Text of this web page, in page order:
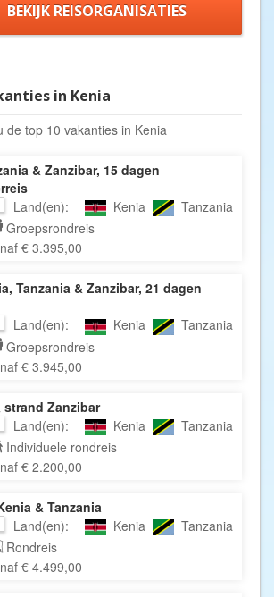
BEKIJK REISORGANISATIES
in Kenia
de top 10 vakanties in Kenia
& Zanzibar, 15 dagen
Land(en):
Kenia
Tanzania
Groepsrondreis
€ 3.395,00
Tanzania & Zanzibar, 21 dagen
Land(en):
Kenia
Tanzania
Groepsrondreis
€ 3.945,00
strand Zanzibar
Land(en):
Kenia
Tanzania
Individuele rondreis
€ 2.200,00
& Tanzania
Land(en):
Kenia
Tanzania
Rondreis
€ 4.499,00